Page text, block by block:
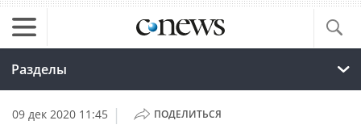
Разделы
09 дек 2020 11:45 | ПОДЕЛИТЬСЯ